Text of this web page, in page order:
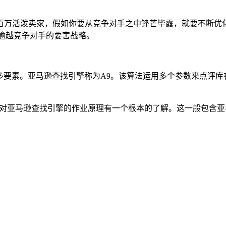
活泼卖家，假如你要从竞争对手之中锋芒毕露，就要不断
竞争对手的要害战略。
素。亚马逊查找引擎称为A9。该算法运用多个参数来点评
马逊查找引擎的作业原理有一个根本的了解。这一般包含